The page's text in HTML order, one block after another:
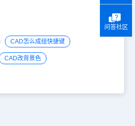
CAD怎么成组快捷键
CAD改背景色
问答社区